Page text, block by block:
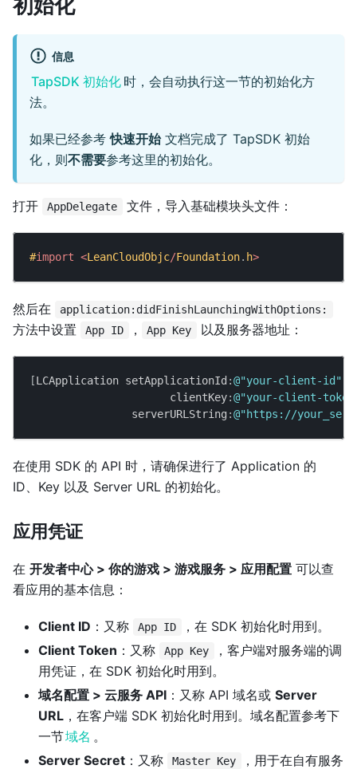
信息
TapSDK 初始化 时，会自动执行这一节的初始化方
法。
如果已经参考快速开始文档完成了 TapSDK 初始
化，则不需要参考这里的初始化。
打开 AppDelegate 文件，导入基础模块头文件：
#import <LeanCloudObjc/Foundation. h>
然后在 application:didFinishLaunchingWithOptions:
方法中设置 App ID ， App Key 以及服务器地址：
[LCApplication setApplicationId :@"your-client-id"
                      clientKey
:@"your-client-
                serverURLString
:@"https://
在使用 SDK 的 API 时，请确保进行了 Application 的
ID、Key 以及 Server URL 的初始化。
应用凭证
在 开发者中心 > 你的游戏 > 游戏服务 > 应用配置 可以查
看应用的基本信息：
Client ID ：又称 App ID
，在 SDK 初始化时用到。
Client Token ：又称 App Key
，客户端对服务端的调
用凭证，在 SDK 初始化时用到。
域名配置 > 云服务 API ：又称 API 域名或 Server
URL ，在客户端 SDK 初始化时用到。域名配置参考下
一节域名 。
Server Secret ：又称 Master Key
，用于在自有服务